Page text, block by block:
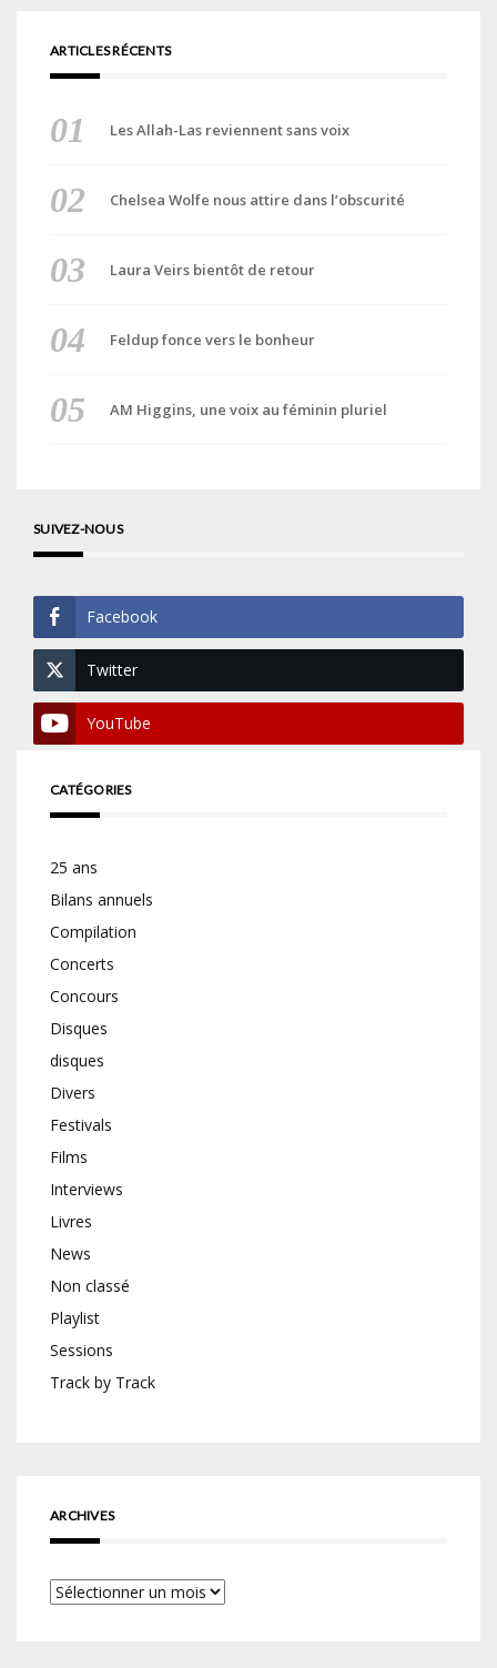
ARTICLES RÉCENTS
Les Allah-Las reviennent sans voix
Chelsea Wolfe nous attire dans l’obscurité
Laura Veirs bientôt de retour
Feldup fonce vers le bonheur
AM Higgins, une voix au féminin pluriel
SUIVEZ-NOUS
Facebook
Twitter
YouTube
CATÉGORIES
25 ans
Bilans annuels
Compilation
Concerts
Concours
Disques
disques
Divers
Festivals
Films
Interviews
Livres
News
Non classé
Playlist
Sessions
Track by Track
ARCHIVES
Archives